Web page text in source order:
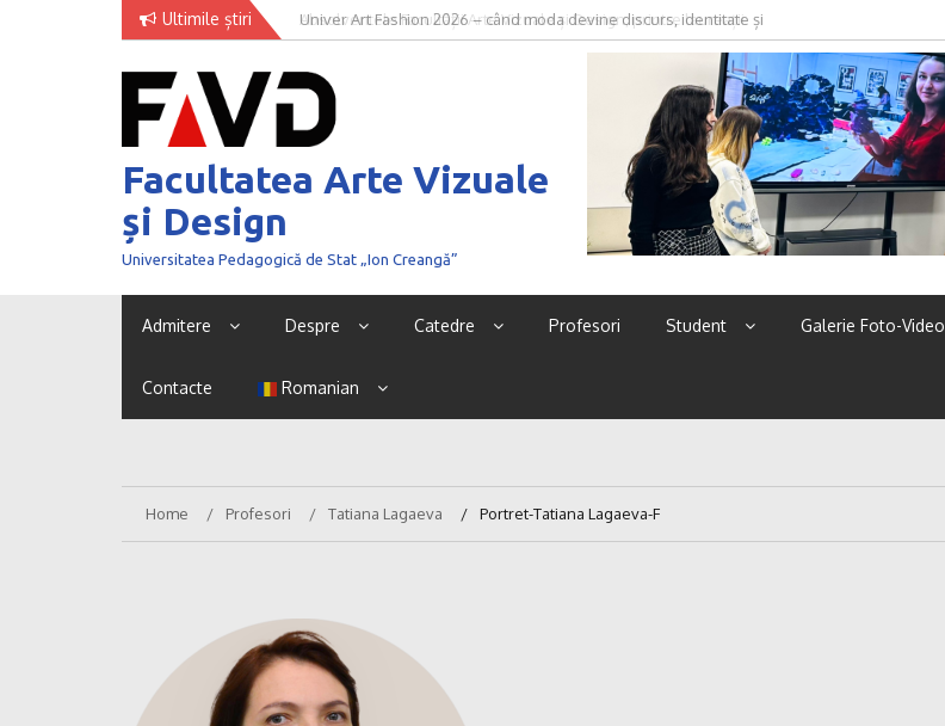
Ultimile știri
Univer Art Fashion 2026 – când moda devine discurs, identitate și
curaj de a fi văzut
Facultatea Arte Vizuale
și Design
Universitatea Pedagogică de Stat „Ion Creangă”
Admitere Despre Catedre Profesori Student Galerie Foto-Video
Contacte Romanian
Home Profesori Tatiana Lagaeva Portret-Tatiana Lagaeva-F